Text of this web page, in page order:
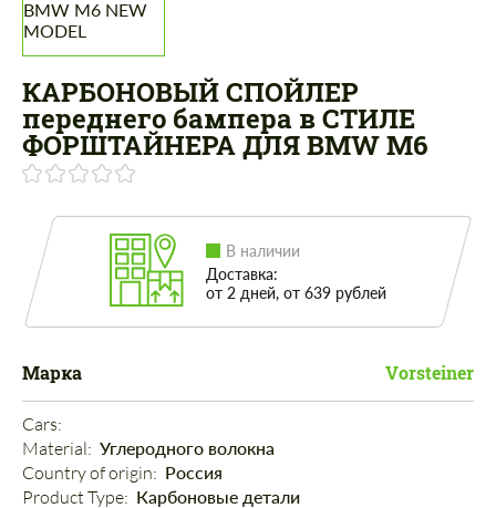
КАРБОНОВЫЙ СПОЙЛЕР
переднего бампера в СТИЛЕ
ФОРШТАЙНЕРА ДЛЯ BMW M6
В наличии
Доставка:
от 2 дней, от 639 рублей
Марка Vorsteiner
Cars:
Material: Углеродного волокна
Country of origin: Россия
Product Type: Карбоновые детали